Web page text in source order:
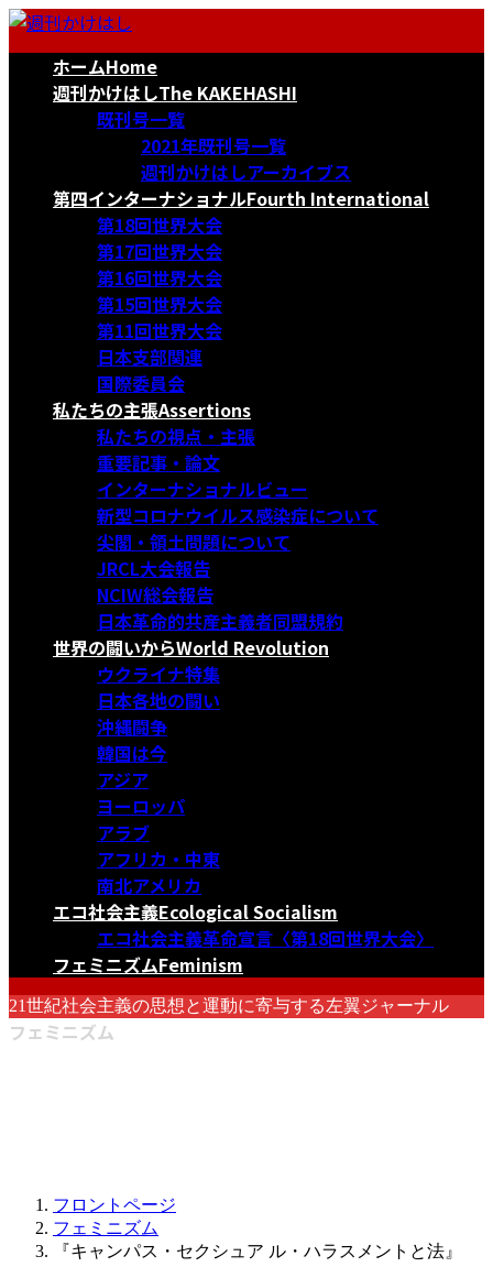
コ
ナ
ホームHome
週刊かけはしThe KAKEHASHI
既刊号一覧
2021年既刊号一覧
週刊かけはしアーカイブス
第四インターナショナルFourth International
第18回世界大会
第17回世界大会
第16回世界大会
第15回世界大会
第11回世界大会
日本支部関連
国際委員会
私たちの主張Assertions
私たちの視点・主張
重要記事・論文
インターナショナルビュー
新型コロナウイルス感染症について
尖閣・領土問題について
JRCL大会報告
NCIW総会報告
日本革命的共産主義者同盟規約
世界の闘いからWorld Revolution
ウクライナ特集
日本各地の闘い
沖縄闘争
韓国は今
アジア
ヨーロッパ
アラブ
アフリカ・中東
南北アメリカ
エコ社会主義Ecological Socialism
エコ社会主義革命宣言〈第18回世界大会〉
フェミニズムFeminism
21世紀社会主義の思想と運動に寄与する左翼ジャーナル
フェミニズム
フロントページ
フェミニズム
『キャンパス・セクシュア ル・ハラスメントと法』